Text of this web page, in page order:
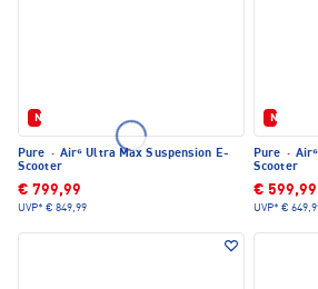
Neu
Pure · Air⁶ Ultra Max Suspension E-
Scooter
€ 799,99
UVP* € 849,99
Neu
Pure ·
Scooter
€ 599,99
UVP* €